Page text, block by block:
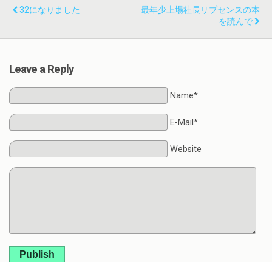
32になりました
最年少上場社長リブセンスの本
を読んで
Leave a Reply
Name*
E-Mail*
Website
Publish